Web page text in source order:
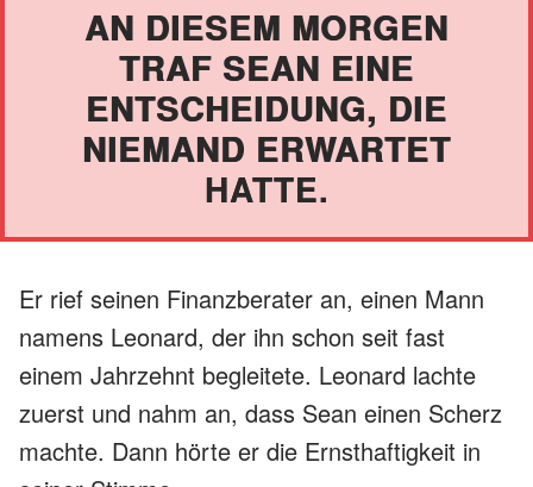
AN DIESEM MORGEN
TRAF SEAN EINE
ENTSCHEIDUNG, DIE
NIEMAND ERWARTET
HATTE.
Er rief seinen Finanzberater an, einen Mann
namens Leonard, der ihn schon seit fast
einem Jahrzehnt begleitete. Leonard lachte
zuerst und nahm an, dass Sean einen Scherz
machte. Dann hörte er die Ernsthaftigkeit in